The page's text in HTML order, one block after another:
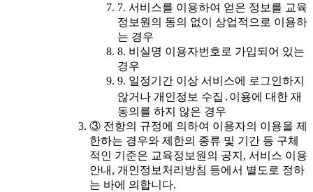
7. 서비스를 이용하여 얻은 정보를 교육
정보원의 동의 없이 상업적으로 이용하
는 경우
8. 비실명 이용자번호로 가입되어 있는
경우
9. 일정기간 이상 서비스에 로그인하지
않거나 개인정보 수집․이용에 대한 재
동의를 하지 않은 경우
③ 전항의 규정에 의하여 이용자의 이용을 제
한하는 경우와 제한의 종류 및 기간 등 구체
적인 기준은 교육정보원의 공지, 서비스 이용
안내, 개인정보처리방침 등에서 별도로 정하
는 바에 의합니다.